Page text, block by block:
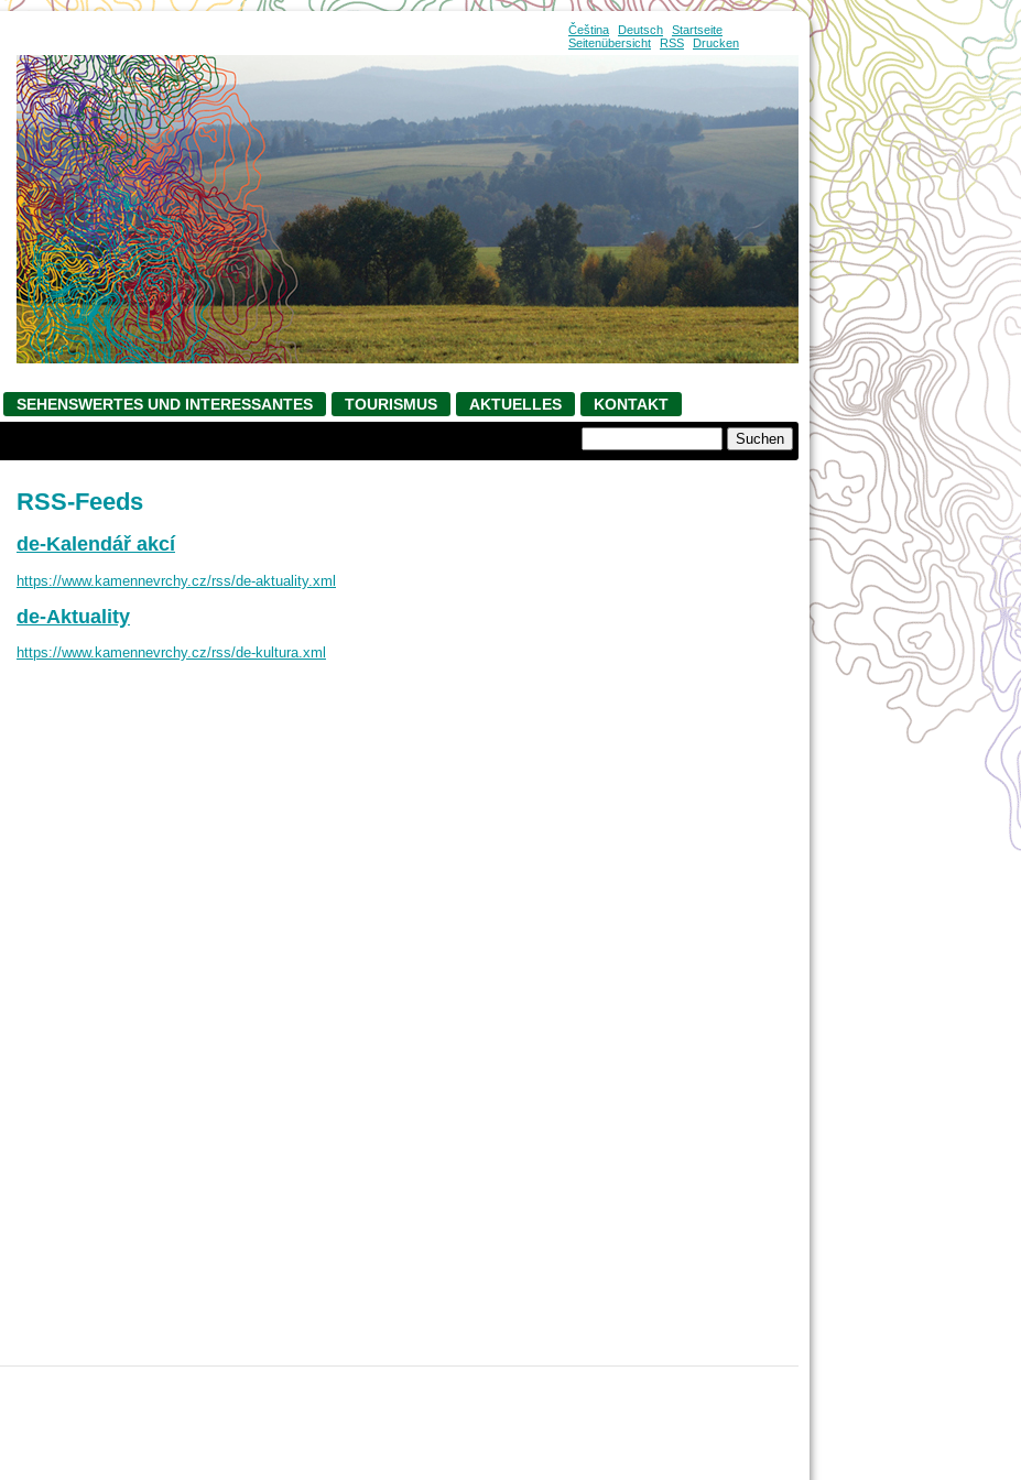
SEHENSWERTES UND INTERESSANTES TOURISMUS AKTUELLES KONTAKT
RSS-Feeds
de-Kalendář akcí
https://www.kamennevrchy.cz/rss/de-aktuality.xml
de-Aktuality
https://www.kamennevrchy.cz/rss/de-kultura.xml
Čeština Deutsch
Startseite
Seitenübersicht
RSS Drucken